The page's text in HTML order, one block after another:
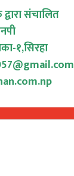
द्वारा संचालित
१,सिरहा